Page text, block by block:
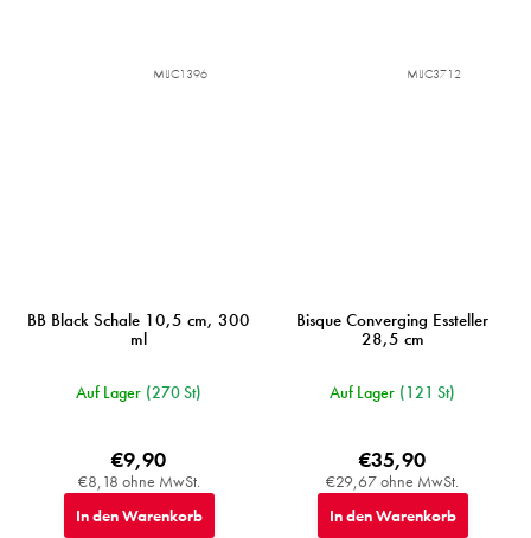
BB Black Schale 10,5 cm, 300
ml
Auf Lager (270 St)
€8,18 ohne MwSt.
€9,90
In den Warenkorb
MIJC1396
Bisque Converging Essteller
28,5 cm
Auf Lager (121 St)
€29,67 ohne MwSt.
€35,90
In den Warenkorb
MIJC3712